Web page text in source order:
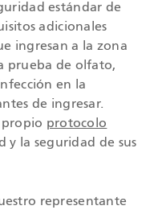
estándar de
adicionales
ingresan a la zona
prueba de olfato,
en la
de ingresar.
propio protocolo
y la seguridad de sus
representante